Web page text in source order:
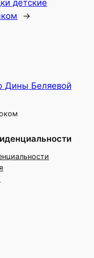
детские
→
Дины Беляевой